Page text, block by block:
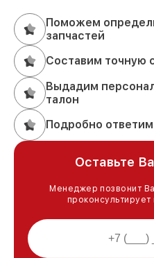
Поможем
запчастей
Составим точную
Выдадим
талон
Подробно
Оставьте
Менеджер позвонит